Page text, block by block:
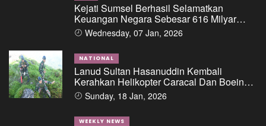
Kejati Sumsel Berhasil Selamatkan
Keuangan Negara Sebesar 616 Milyar
Dalam Perkara Dugaan Tipikor Pemberian
Fasilitas Pinjaman/Kredit Dari Salah Satu
Bank Pemerintah Kepada PT. BSS Dan PT.
SAL
Wednesday, 07 Jan, 2026
NATIONAL
Lanud Sultan Hasanuddin Kembali
Kerahkan Helikopter Caracal Dan Boeing
Intai Strategis, Lokasi Jatuhnya Pesawat
ATR 42-500 Berhasil Diidentifikasi
Sunday, 18 Jan, 2026
WEEKLY NEWS